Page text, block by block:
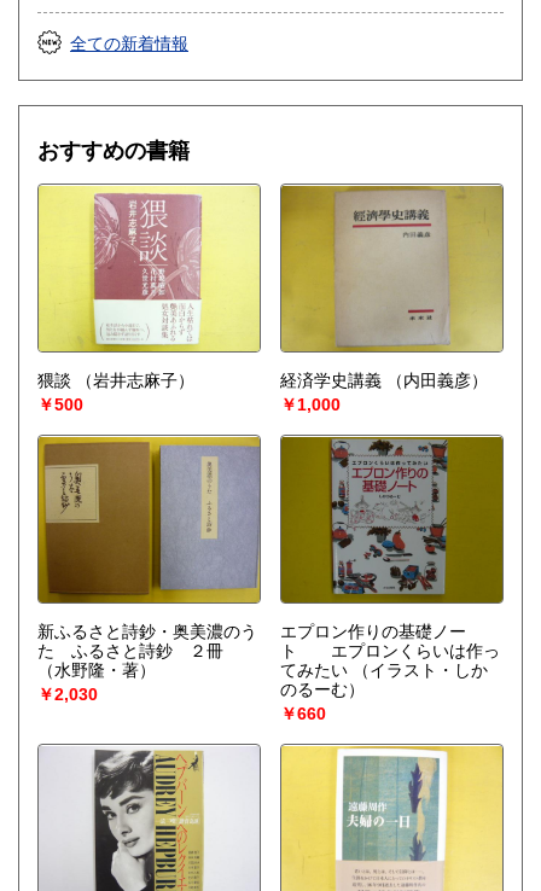
全ての新着情報
おすすめの書籍
猥談
（岩井志麻子）
￥500
経済学史講義
（内田義彦）
￥1,000
新ふるさと詩鈔・奥美濃のう
た ふるさと詩鈔 ２冊
（水野隆・著）
￥2,030
エプロン作りの基礎ノー
ト エプロンくらいは作っ
てみたい
（イラスト・しか
のるーむ）
￥660